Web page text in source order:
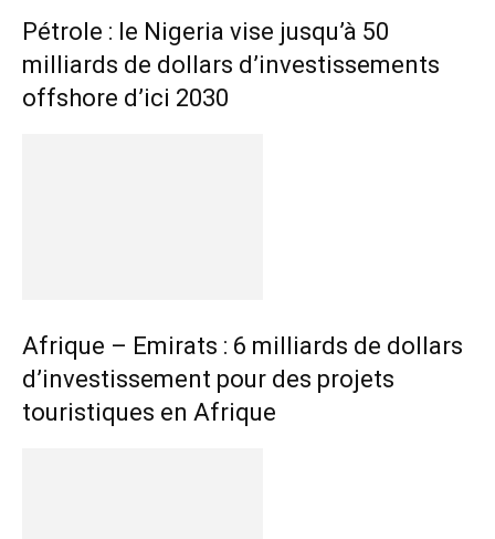
Pétrole : le Nigeria vise jusqu’à 50
milliards de dollars d’investissements
offshore d’ici 2030
Afrique – Emirats : 6 milliards de dollars
d’investissement pour des projets
touristiques en Afrique